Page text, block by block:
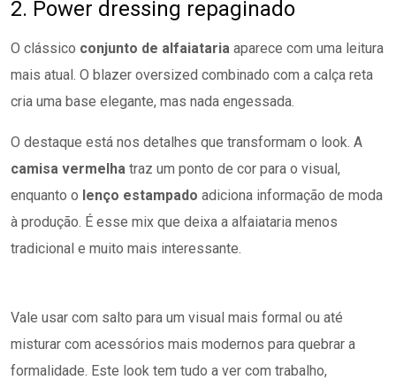
2. Power dressing repaginado
O clássico conjunto de alfaiataria aparece com uma leitura
mais atual. O blazer oversized combinado com a calça reta
cria uma base elegante, mas nada engessada.
O destaque está nos detalhes que transformam o look. A
camisa vermelha traz um ponto de cor para o visual,
enquanto o lenço estampado adiciona informação de moda
à produção. É esse mix que deixa a alfaiataria menos
tradicional e muito mais interessante.
Vale usar com salto para um visual mais formal ou até
misturar com acessórios mais modernos para quebrar a
formalidade. Este look tem tudo a ver com trabalho,